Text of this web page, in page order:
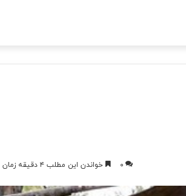
۰ خواندن این مطلب ۴ دقیقه زمان میبرد